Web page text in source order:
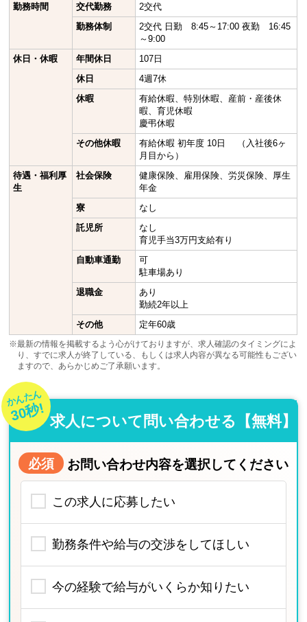
勤務時間
交代勤務
2交代
勤務体制
2交代 日勤 8:45～17:00 夜勤 16:45
～9:00
休日・休暇
年間休日
107日
休日
4週7休
休暇
有給休暇、特別休暇、産前・産後休
暇、育児休暇
慶弔休暇
その他休暇
有給休暇 初年度 10日 （入社後6ヶ
月目から）
待遇・福利厚
生
社会保険
健康保険、雇用保険、労災保険、厚生
年金
寮
なし
託児所
なし
育児手当3万円支給有り
自動車通勤
可
駐車場あり
退職金
あり
勤続2年以上
その他
定年60歳
※最新の情報を掲載するよう心がけておりますが、求人確認のタイミングによ
り、すでに求人が終了している、もしくは求人内容が異なる可能性もござい
ますので、あらかじめご了承願います。
かんたん
30秒! 求人について問い合わせる【無料】
必須 お問い合わせ内容を選択してください
この求人に応募したい
勤務条件や給与の交渉をしてほしい
今の経験で給与がいくらか知りたい